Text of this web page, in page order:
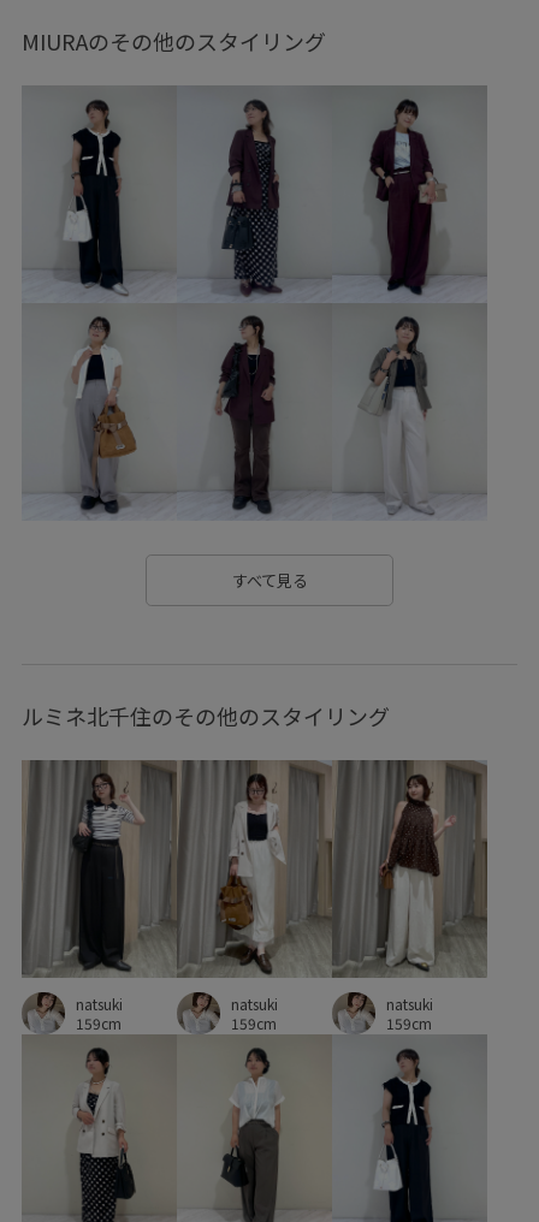
サンダル BVA16040
Ssize_akisuda VIS_2026SS_POLO
VIS_2026SS_POLO2 vis_okazakisae_may
vis_pickuppants vis_shikanoma VIS_smallsize
Wpickup_items Wshoes_pickup お手入れしやすい
お気に入りアイテム_pickup さらりとした
みんながチェックしているアイテム_pickup イージーケア
ウォッシャブル オフィス オフィスカジュアル
カジュアル
サイズ調整 シワになりにくい ジャケット スエード
ニュアンスがある パンツにもスカートにも
ピンタック フレアデニム ブラウス プルオーバー
ベーシック ボックスシルエット
ポリエステル マニッシュ マルチに活躍
リネン レイヤード風
ワイドパンツ ワイドボトム 冷んやり
取り外し可能 安定感 履きやすい 幅広
歩きやすい 洗濯OK 洗濯機で洗える
涼しげ 着心地が良い 美easy
美easy_linen_ALL 美easyリネンライク 美シルエット
軽い着心地 透け感
MIURAのその他のスタイリング
すべて見る
ルミネ北千住のその他のスタイリング
natsuki
159cm
natsuki
159cm
natsuki
159cm